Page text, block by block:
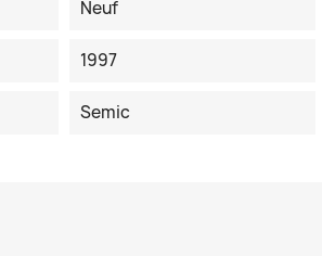
Neuf
1997
Semic